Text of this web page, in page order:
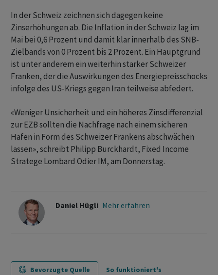
In der Schweiz zeichnen sich dagegen keine
Zinserhöhungen ab. Die Inflation in der Schweiz lag im
Mai bei 0,6 Prozent und damit klar innerhalb des SNB-
Zielbands von 0 Prozent bis 2 Prozent. Ein Hauptgrund
ist unter anderem ein weiterhin starker Schweizer
Franken, der die Auswirkungen des Energiepreisschocks
infolge des US-Kriegs gegen Iran teilweise abfedert.
«Weniger Unsicherheit und ein höheres Zinsdifferenzial
zur EZB sollten die Nachfrage nach einem sicheren
Hafen in Form des Schweizer Frankens abschwächen
lassen», schreibt Philipp Burckhardt, Fixed Income
Stratege Lombard Odier IM, am Donnerstag.
Daniel Hügli Mehr erfahren
Bevorzugte Quelle So funktioniert's